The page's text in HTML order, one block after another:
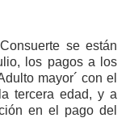
se están
los pagos a los
mayor´ con el
tercera edad, y a
en el pago del